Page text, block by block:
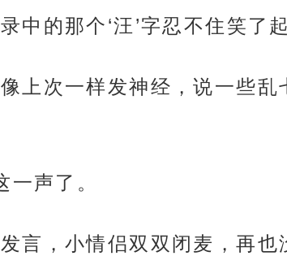
中的那个‘汪’字忍不住笑了起
上次一样发神经，说一些
一声了。
言，小情侣双双闭麦，再也